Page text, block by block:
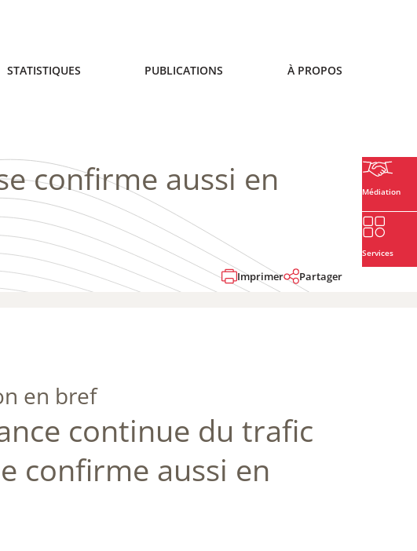
STATISTIQUES PUBLICATIONS À PROPOS
Médiation
Services
confirme aussi en
Imprimer Partager
en bref
continue du trafic
confirme aussi en